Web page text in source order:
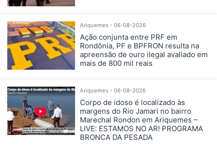
Ariquemes - 06-08-2026
Ação conjunta entre PRF em
Rondônia, PF e BPFRON resulta na
apreensão de ouro ilegal avaliado em
mais de 800 mil reais
Ariquemes - 06-08-2026
Corpo de idoso é localizado às
margens do Rio Jamari no bairro
Marechal Rondon em Ariquemes –
LIVE: ESTAMOS NO AR! PROGRAMA
BRONCA DA PESADA